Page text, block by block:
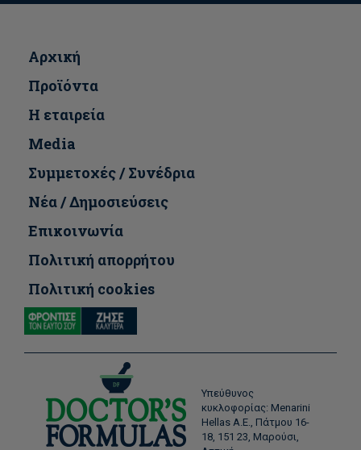
Αρχική
Προϊόντα
Η εταιρεία
Media
Συμμετοχές / Συνέδρια
Νέα / Δημοσιεύσεις
Επικοινωνία
Πολιτική απορρήτου
Πολιτική cookies
Υπεύθυνος
κυκλοφορίας: Menarini
Hellas Α.Ε., Πάτμου 16-
18, 151 23, Μαρούσι,